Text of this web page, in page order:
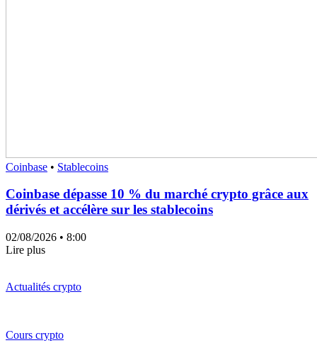
Coinbase • Stablecoins
Coinbase dépasse 10 % du marché crypto grâce aux
dérivés et accélère sur les stablecoins
02/08/2026 • 8:00
Lire plus
Actualités crypto
Cours crypto